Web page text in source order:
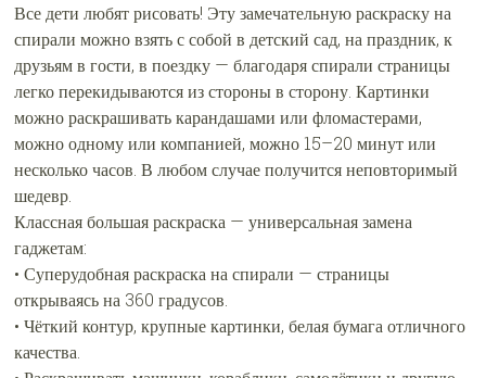
Все дети любят рисовать! Эту замечательную раскраску на
спирали можно взять с собой в детский сад, на праздник, к
друзьям в гости, в поездку — благодаря спирали страницы
легко перекидываются из стороны в сторону. Картинки
можно раскрашивать карандашами или фломастерами,
можно одному или компанией, можно 15–20 минут или
несколько часов. В любом случае получится неповторимый
шедевр.
Классная большая раскраска — универсальная замена
гаджетам:
• Суперудобная раскраска на спирали — страницы
открываясь на 360 градусов.
• Чёткий контур, крупные картинки, белая бумага отличного
качества.